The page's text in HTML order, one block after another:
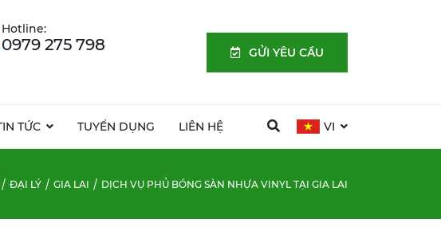
TỨC TUYỂN DỤNG LIÊN HỆ VI
Hotline:
0979 275 798 GỬI YÊU CẦU
ĐẠI LÝ GIA LAI DỊCH VỤ PHỦ BÓNG SÀN NHỰA VINYL TẠI GIA LAI